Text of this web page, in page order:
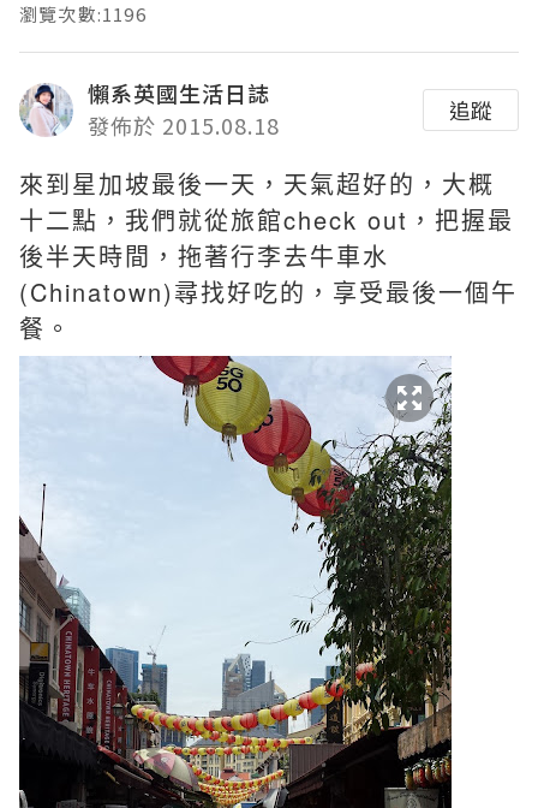
瀏覽次數:1196
懶系英國生活日誌
發佈於 2015.08.18
追蹤
來到星加坡最後一天，天氣超好的，大概
十二點，我們就從旅館check out，把握最
後半天時間，拖著行李去牛車水
(Chinatown)尋找好吃的，享受最後一個午
餐。